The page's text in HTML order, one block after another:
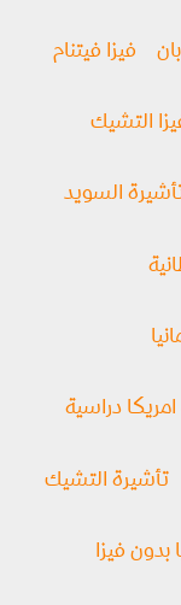
فيزا فيتنام
التشيك
السويد
دراسية
تأشيرة التشيك
بدون فيزا